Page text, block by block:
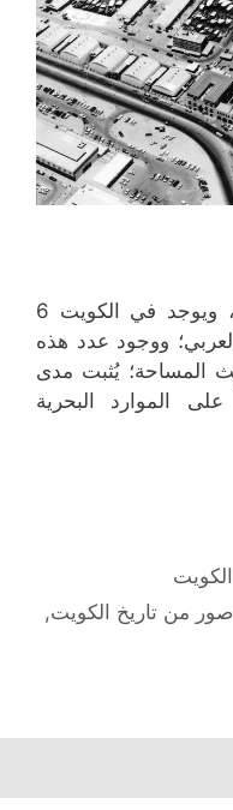
هذه صورة لأحد موانئ الكويت، ويوجد في الكويت 6
ووجود عدد هذه
المساحة؛ يُثبت مدى
على الموارد البحرية
صور من تاريخ الكويت,